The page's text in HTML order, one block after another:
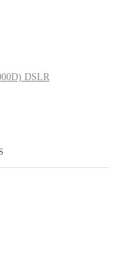
DSLR